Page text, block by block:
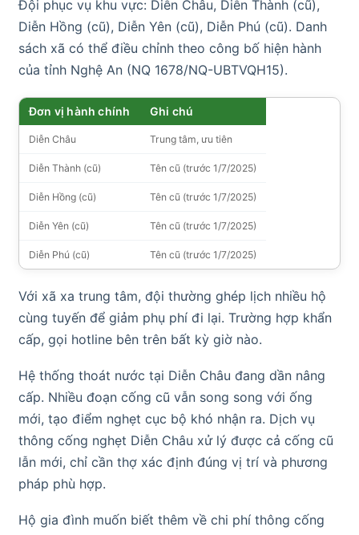
Đội phục vụ khu vực: Diễn Châu, Diễn Thành (cũ),
Diễn Hồng (cũ), Diễn Yên (cũ), Diễn Phú (cũ). Danh
sách xã có thể điều chỉnh theo công bố hiện hành
của tỉnh Nghệ An (NQ 1678/NQ-UBTVQH15).
Đơn vị hành chính Ghi chú
Diễn Châu Trung tâm, ưu tiên
Diễn Thành (cũ) Tên cũ (trước 1/7/2025)
Diễn Hồng (cũ) Tên cũ (trước 1/7/2025)
Diễn Yên (cũ) Tên cũ (trước 1/7/2025)
Diễn Phú (cũ) Tên cũ (trước 1/7/2025)
Với xã xa trung tâm, đội thường ghép lịch nhiều hộ
cùng tuyến để giảm phụ phí đi lại. Trường hợp khẩn
cấp, gọi hotline bên trên bất kỳ giờ nào.
Hệ thống thoát nước tại Diễn Châu đang dần nâng
cấp. Nhiều đoạn cống cũ vẫn song song với ống
mới, tạo điểm nghẹt cục bộ khó nhận ra. Dịch vụ
thông cống nghẹt Diễn Châu xử lý được cả cống cũ
lẫn mới, chỉ cần thợ xác định đúng vị trí và phương
pháp phù hợp.
Hộ gia đình muốn biết thêm về chi phí thông cống